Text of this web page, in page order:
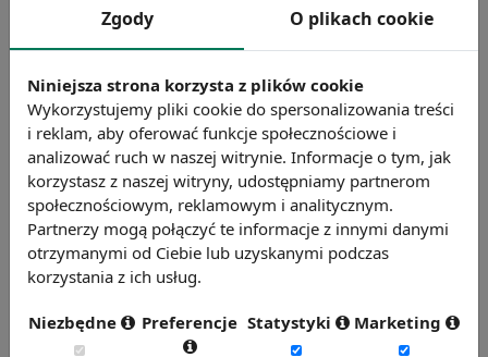
Badanie wskaźnikiHR 2026
Zmierz 59 wskaźników efektywności
personalnej, w tym absencję, fluktuację i
efektywność pracy.
Weź udział w badaniu
Zgody O plikach cookie
Niniejsza strona korzysta z plików cookie
Wykorzystujemy pliki cookie do spersonalizowania treści
i reklam, aby oferować funkcje społecznościowe i
analizować ruch w naszej witrynie. Informacje o tym, jak
korzystasz z naszej witryny, udostępniamy partnerom
społecznościowym, reklamowym i analitycznym.
Partnerzy mogą połączyć te informacje z innymi danymi
otrzymanymi od Ciebie lub uzyskanymi podczas
korzystania z ich usług.
Niezbędne Preferencje Statystyki Marketing